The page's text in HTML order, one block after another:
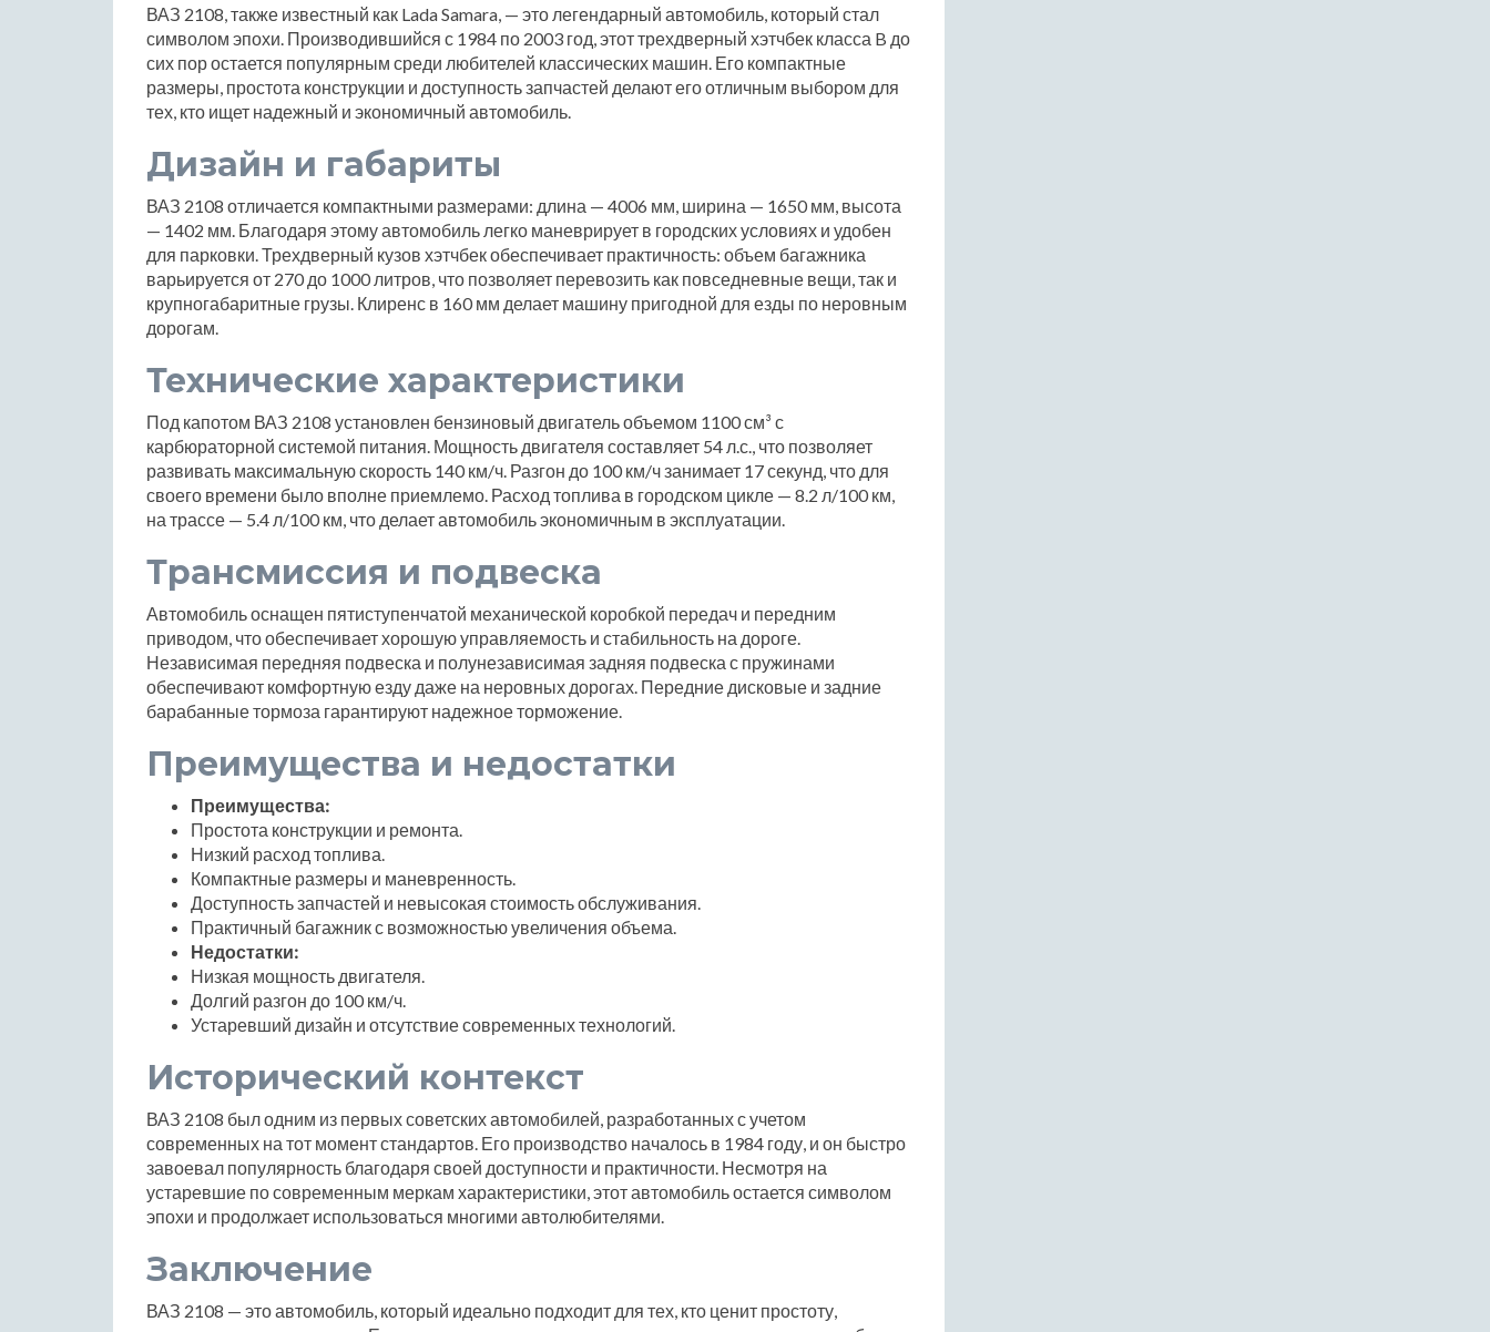
ВАЗ 2108, также известный как Lada Samara, — это легендарный автомобиль, который стал
символом эпохи. Производившийся с 1984 по 2003 год, этот трехдверный хэтчбек класса B до
сих пор остается популярным среди любителей классических машин. Его компактные
размеры, простота конструкции и доступность запчастей делают его отличным выбором для
тех, кто ищет надежный и экономичный автомобиль.
Дизайн и габариты
ВАЗ 2108 отличается компактными размерами: длина — 4006 мм, ширина — 1650 мм, высота
— 1402 мм. Благодаря этому автомобиль легко маневрирует в городских условиях и удобен
для парковки. Трехдверный кузов хэтчбек обеспечивает практичность: объем багажника
варьируется от 270 до 1000 литров, что позволяет перевозить как повседневные вещи, так и
крупногабаритные грузы. Клиренс в 160 мм делает машину пригодной для езды по неровным
дорогам.
Технические характеристики
Под капотом ВАЗ 2108 установлен бензиновый двигатель объемом 1100 см³ с
карбюраторной системой питания. Мощность двигателя составляет 54 л.с., что позволяет
развивать максимальную скорость 140 км/ч. Разгон до 100 км/ч занимает 17 секунд, что для
своего времени было вполне приемлемо. Расход топлива в городском цикле — 8.2 л/100 км,
на трассе — 5.4 л/100 км, что делает автомобиль экономичным в эксплуатации.
Трансмиссия и подвеска
Автомобиль оснащен пятиступенчатой механической коробкой передач и передним
приводом, что обеспечивает хорошую управляемость и стабильность на дороге.
Независимая передняя подвеска и полунезависимая задняя подвеска с пружинами
обеспечивают комфортную езду даже на неровных дорогах. Передние дисковые и задние
барабанные тормоза гарантируют надежное торможение.
Преимущества и недостатки
Преимущества:
Простота конструкции и ремонта.
Низкий расход топлива.
Компактные размеры и маневренность.
Доступность запчастей и невысокая стоимость обслуживания.
Практичный багажник с возможностью увеличения объема.
Недостатки:
Низкая мощность двигателя.
Долгий разгон до 100 км/ч.
Устаревший дизайн и отсутствие современных технологий.
Исторический контекст
ВАЗ 2108 был одним из первых советских автомобилей, разработанных с учетом
современных на тот момент стандартов. Его производство началось в 1984 году, и он быстро
завоевал популярность благодаря своей доступности и практичности. Несмотря на
устаревшие по современным меркам характеристики, этот автомобиль остается символом
эпохи и продолжает использоваться многими автолюбителями.
Заключение
ВАЗ 2108 — это автомобиль, который идеально подходит для тех, кто ценит простоту,